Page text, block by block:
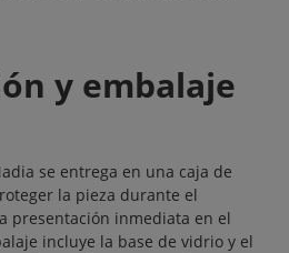
y embalaje
se entrega en una caja de
la pieza durante el
presentación inmediata en el
incluye la base de vidrio y el